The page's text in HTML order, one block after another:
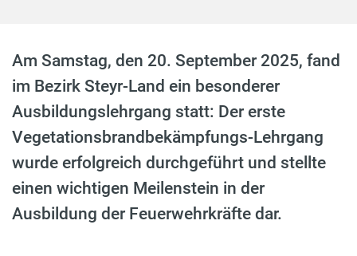
Am Samstag, den 20. September 2025, fand
im Bezirk Steyr-Land ein besonderer
Ausbildungslehrgang statt: Der erste
Vegetationsbrandbekämpfungs-Lehrgang
wurde erfolgreich durchgeführt und stellte
einen wichtigen Meilenstein in der
Ausbildung der Feuerwehrkräfte dar.